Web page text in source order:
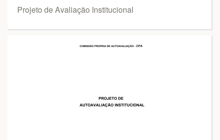
Projeto de Avaliação Institucional